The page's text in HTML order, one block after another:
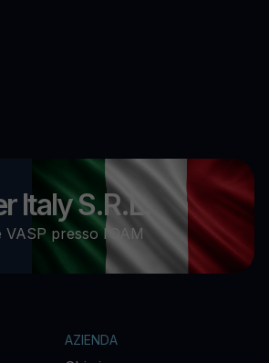
Italy S.R.L.
presso l’OAM
AZIENDA